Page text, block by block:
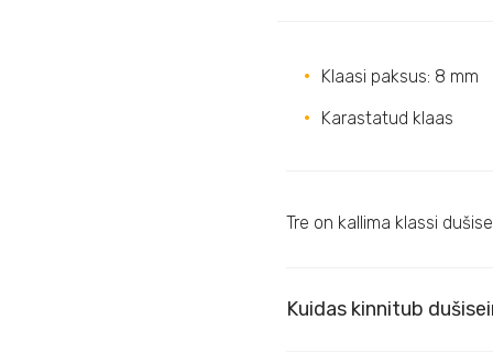
Klaasi paksus: 8 mm
Karastatud klaas
Tre on kallima klassi
Kuidas kinnitub